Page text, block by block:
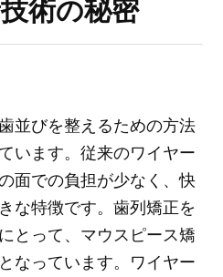
術の秘密
並びを整えるための方法
います。従来のワイヤー
面での負担が少なく、快
な特徴です。歯列矯正を
とって、マウスピース矯
なっています。ワイヤー